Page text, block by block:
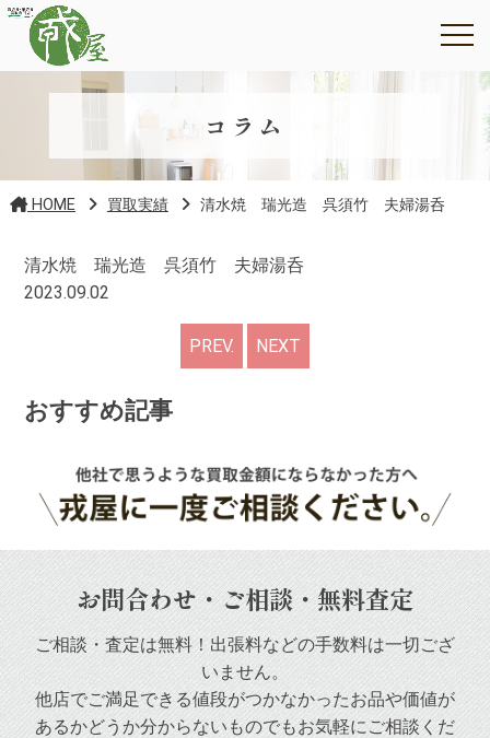
コラム
HOME 買取実績 清水焼 瑞光造 呉須竹 夫婦湯呑
清水焼 瑞光造 呉須竹 夫婦湯呑
2023.09.02
PREV. NEXT
おすすめ記事
お問合わせ・ご相談・無料査定
ご相談・査定は無料！出張料などの手数料は一切ござ
いません。
他店でご満足できる値段がつかなかったお品や価値が
あるかどうか分からないものでもお気軽にご相談くだ